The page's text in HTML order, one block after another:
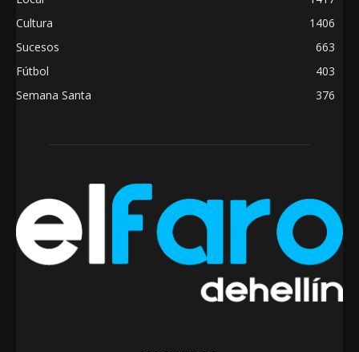
Cultura
1406
Sucesos
663
Fútbol
403
Semana Santa
376